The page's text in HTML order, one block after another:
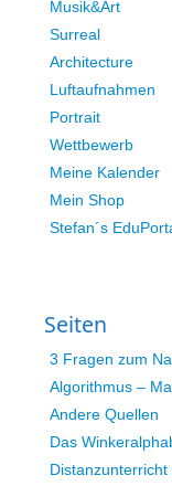
Musik&Art
Surreal
Architecture
Luftaufnahmen
Portrait
Wettbewerb
Meine Kalender
Mein Shop
Stefan´s
Seiten
3 Fragen zum
Algorithmus –
Andere Quellen
Das